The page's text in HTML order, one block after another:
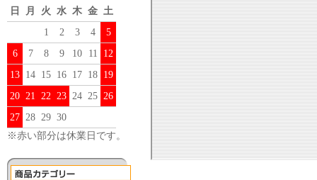
日
月 火 水 木 金 土
1
2 3 4
5
6
7 8 9 10 11
12
13 14 15 16 17 18 19
20 21 22 23 24 25 26
27 28 29 30
※赤い部分は休業日です。